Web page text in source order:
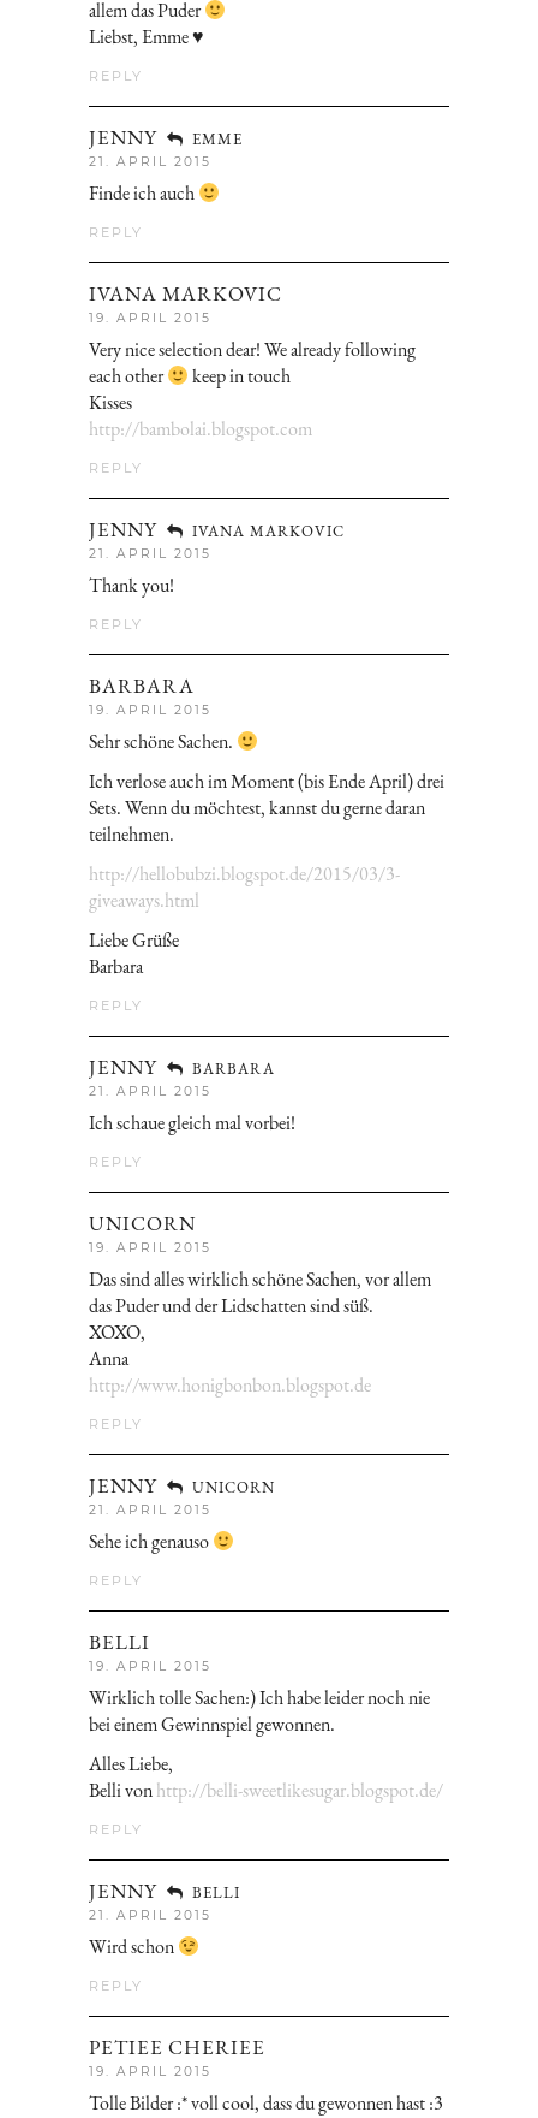
allem das Puder
Liebst, Emme ♥
REPLY
JENNY EMME
21. APRIL 2015
Finde ich auch
REPLY
IVANA MARKOVIC
19. APRIL 2015
Very nice selection dear! We already following
each other
keep in touch
Kisses
http://bambolai.blogspot.com
REPLY
JENNY IVANA MARKOVIC
21. APRIL 2015
Thank you!
REPLY
BARBARA
19. APRIL 2015
Sehr schöne Sachen.
Ich verlose auch im Moment (bis Ende April) drei
Sets. Wenn du möchtest, kannst du gerne daran
teilnehmen.
http://hellobubzi.blogspot.de/2015/03/3-
giveaways.html
Liebe Grüße
Barbara
REPLY
JENNY BARBARA
21. APRIL 2015
Ich schaue gleich mal vorbei!
REPLY
UNICORN
19. APRIL 2015
Das sind alles wirklich schöne Sachen, vor allem
das Puder und der Lidschatten sind süß.
XOXO,
Anna
http://www.honigbonbon.blogspot.de
REPLY
JENNY UNICORN
21. APRIL 2015
Sehe ich genauso
REPLY
BELLI
19. APRIL 2015
Wirklich tolle Sachen:) Ich habe leider noch nie
bei einem Gewinnspiel gewonnen.
Alles Liebe,
Belli vonhttp://belli-sweetlikesugar.blogspot.de/
REPLY
JENNY BELLI
21. APRIL 2015
Wird schon
REPLY
PETIEE CHERIEE
19. APRIL 2015
Tolle Bilder :* voll cool, dass du gewonnen hast :3